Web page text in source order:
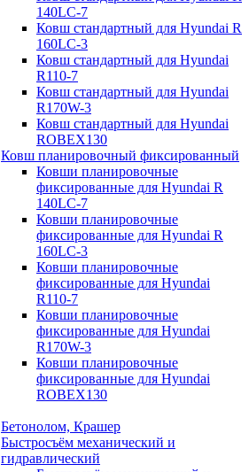
140LC-7
Ковш стандартный для Hyundai R
160LC-3
Ковш стандартный для Hyundai
R110-7
Ковш стандартный для Hyundai
R170W-3
Ковш стандартный для Hyundai
ROBEX130
Ковш планировочный фиксированный
Ковши планировочные
фиксированные для Hyundai R
140LC-7
Ковши планировочные
фиксированные для Hyundai R
160LC-3
Ковши планировочные
фиксированные для Hyundai
R110-7
Ковши планировочные
фиксированные для Hyundai
R170W-3
Ковши планировочные
фиксированные для Hyundai
ROBEX130
Бетонолом, Крашер
Быстросъём механический и
гидравлический